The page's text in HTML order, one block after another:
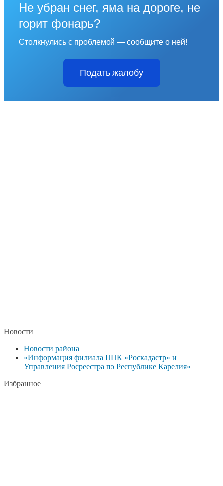
Не убран снег, яма на дороге, не
горит фонарь?
Столкнулись с проблемой — сообщите о ней!
Подать жалобу
Новости
Новости района
«Информация филиала ППК «Роскадастр» и
Управления Росреестра по Республике Карелия»
Избранное